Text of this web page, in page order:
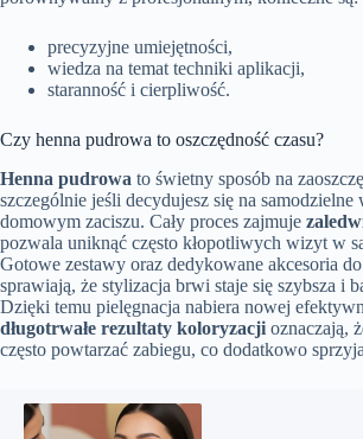
precyzyjne umiejętności,
wiedza na temat techniki aplikacji,
staranność i cierpliwość.
Czy henna pudrowa to oszczędność czasu?
Henna pudrowa to świetny sposób na
szczególnie jeśli decydujesz się na
domowym zaciszu. Cały proces zajmuje
pozwala uniknąć często kłopotliwych wizyt w
Gotowe zestawy oraz dedykowane akcesoria
sprawiają, że stylizacja brwi staje się szybsza i
Dzięki temu pielęgnacja nabiera nowej
długotrwałe rezultaty koloryzacji oznaczają,
często powtarzać zabiegu, co dodatkowo